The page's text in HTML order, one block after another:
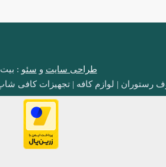
طراحی سایت و سئو :
رستوران | لوازم کافه | تجهیزات کافی